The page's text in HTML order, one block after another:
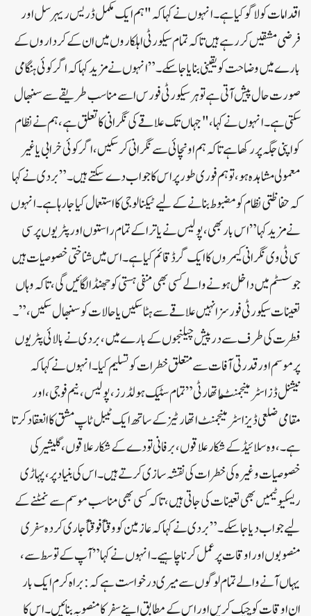
اقدامات کو لاگو کیا ہے۔ انہوں نے کہا کہ "ہم ایک مکمل ڈریس ریہرسل اور
فرضی مشقیں کر رہے ہیں تاکہ تمام سیکورٹی اہلکاروں میں ان کے کرداروں کے
بارے میں وضاحت کو یقینی بنایا جا سکے۔”انہوں نے مزید کہا کہ اگر کوئی ہنگامی
صورت حال پیش آتی ہے تو ہر سیکورٹی فورس اسے مناسب طریقے سے سنبھال
سکتی ہے۔انہوں نے کہا، "جہاں تک علاقے کی نگرانی کا تعلق ہے، ہم نے نظام
کو اپنی جگہ پر رکھا ہے تاکہ ہم اونچائی سے نگرانی کر سکیں، اگر کوئی خرابی یا غیر
معمولی مشاہدہ ہو، تو ہم فوری طور پر اس کا جواب دے سکتے ہیں۔”بردی نے کہا
کہ حفاظتی نظام کو مضبوط بنانے کے لیے ٹیکنالوجی کا استعمال کیا جا رہا ہے۔انہوں
نے مزید کہا”اس بار بھی، پولیس نے یاترا کے تمام راستوں اور پٹریوں پر سی
سی ٹی وی نگرانی کیمروں کا ایک گرڈ قائم کیا ہے۔ اس میں شناختی خصوصیات ہیں
جو سسٹم میں داخل ہونے والے کسی بھی منفی ہستی کو جھنڈا لگائیں گی، تاکہ وہاں
تعینات سیکورٹی فورسز انہیں علاقے سے ہٹا سکیں یا حالات کو سنبھال سکیں،” ۔
فطرت کی طرف سے درپیش چیلنجوں کے بارے میں، بردی نے بالائی پٹریوں
پر موسم اور قدرتی آفات سے متعلق خطرات کو تسلیم کیا۔انہوں نے کہا کہ
نیشنل ڈزاسٹر منیجمنٹ اتھارٹی” تمام سٹیک ہولڈرز ،پولیس، نیم فوجی، اور
مقامی ضلعی ڈیزاسٹر مینجمنٹ اتھارٹیز کے ساتھ ایک ٹیبل ٹاپ مشق کا انعقاد کرتا
ہے۔،وہ سلائیڈ کے شکار علاقوں، برفانی تودے کے شکار علاقوں، گلیشیر کی
خصوصیات وغیرہ کی خطرات کی نقشہ سازی کرتے ہیں۔ اس کی بنیاد پر، پہاڑی
ریسکیو ٹیمیں بھی تعینات کی جاتی ہیں، تاکہ کسی بھی مناسب موسم سے نمٹنے کے
لیے جواب دیا جا سکے۔”بردی نے کہا کہ عازمین کو وقتا ًفوقتاً جاری کردہ سفری
منصوبوں اور اوقات پر عمل کرنا چاہیے۔انہوں نے کہا”آپ کے توسط سے،
یہاں آنے والے تمام لوگوں سے میری درخواست ہے کہ: براہ کرم ایک بار
ان اوقات کو چیک کریں اور اس کے مطابق اپنے سفر کا منصوبہ بنائیں۔ اس کا